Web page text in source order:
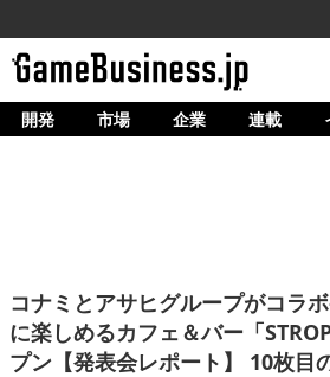
ホーム
企業動向
人材育成
開発 市場 企業 連載
コナミとアサヒグループがコラ
に楽しめるカフェ＆バー「
プン【発表会レポート】 10枚目